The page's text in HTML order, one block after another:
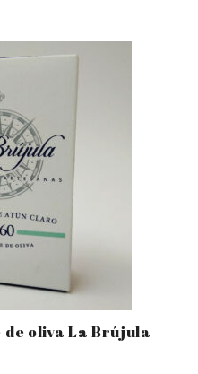
oliva La Brújula